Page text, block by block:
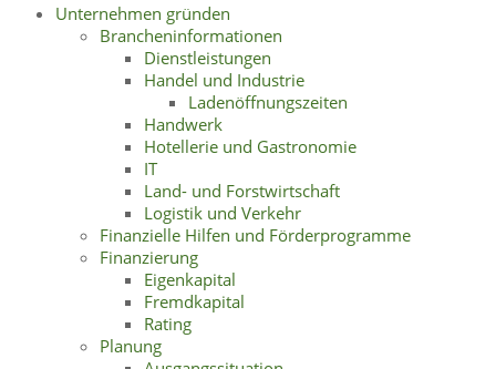
Unternehmen gründen
Brancheninformationen
Dienstleistungen
Handel und Industrie
Ladenöffnungszeiten
Handwerk
Hotellerie und Gastronomie
IT
Land- und Forstwirtschaft
Logistik und Verkehr
Finanzielle Hilfen und Förderprogramme
Finanzierung
Eigenkapital
Fremdkapital
Rating
Planung